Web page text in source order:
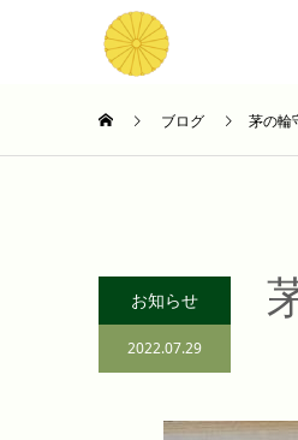
ブログ 茅の輪
お知らせ
2022.07.29